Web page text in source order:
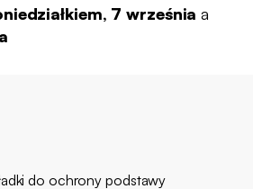
7 września a
do ochrony podstawy